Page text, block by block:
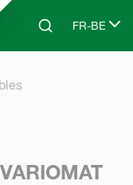
content
SearchFR-BE
Select